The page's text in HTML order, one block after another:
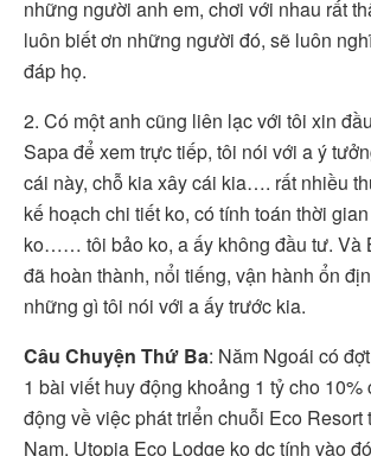
những người anh em, chơi với nhau rất
luôn biết ơn những người đó, sẽ luôn
đáp họ.
2. Có một anh cũng liên lạc với tôi xin
Sapa để xem trực tiếp, tôi nói với a ý
cái này, chỗ kia xây cái kia…. rất nhiều
kế hoạch chi tiết ko, có tính toán thời
ko…… tôi bảo ko, a ấy không đầu tư. Và
đã hoàn thành, nổi tiếng, vận hành ổn
những gì tôi nói với a ấy trước kia.
Câu Chuyện Thứ Ba: Năm Ngoái có
1 bài viết huy động khoảng 1 tỷ cho 10%
động về việc phát triển chuỗi Eco Resort
Nam, Utopia Eco Lodge ko dc tính vào